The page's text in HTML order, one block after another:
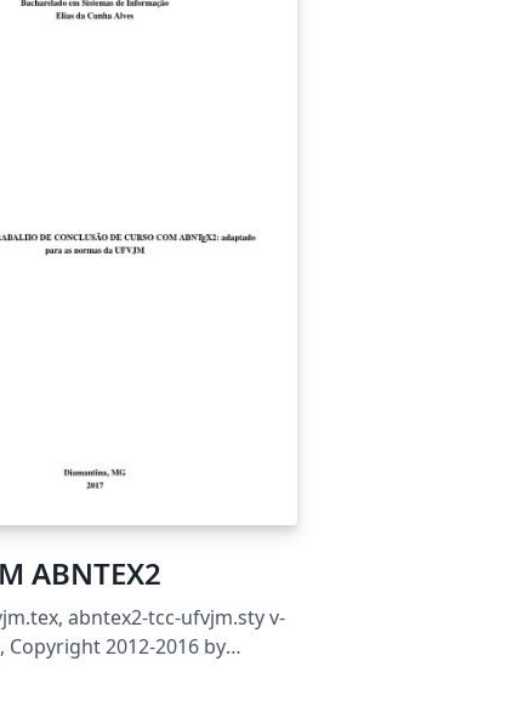
Weversson Dalmaso Sellin
ABNTEX2
abntex2-tcc-ufvjm.sty v-
Copyright 2012-2016 by
at http://www.abntex.net.br/